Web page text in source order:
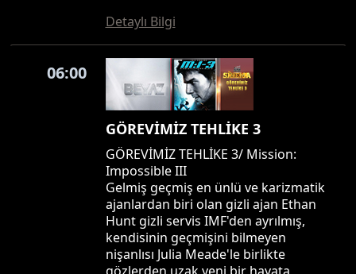
Detaylı Bilgi
06:00
GÖREVİMİZ TEHLİKE 3
GÖREVİMİZ TEHLİKE 3/ Mission:
Impossible III
Gelmiş geçmiş en ünlü ve karizmatik
ajanlardan biri olan gizli ajan Ethan
Hunt gizli servis IMF'den ayrılmış,
kendisinin geçmişini bilmeyen
nişanlısı Julia Meade'le birlikte